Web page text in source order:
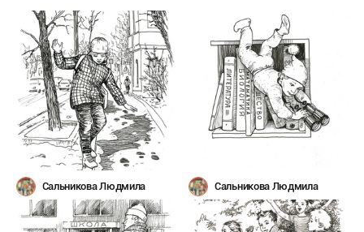
Сальникова Людмила Сальникова Людмила